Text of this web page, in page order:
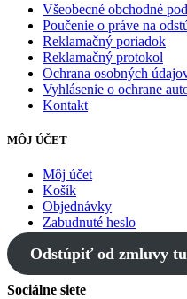
Všeobecné obchodné
Poučenie o práve na
Reklamačný poriadok
Reklamačný protokol
Ochrana osobných
Vyhlásenie o ochrane
Kontakt
MÔJ ÚČET
Môj účet
Košík
Objednávky
Zabudnuté heslo
Odstúpiť od zmluvy tu
Sociálne siete